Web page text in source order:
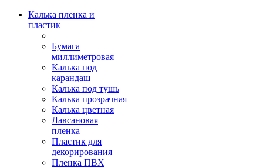
Калька пленка и
пластик
Бумага
миллиметровая
Калька под
карандаш
Калька под тушь
Калька прозрачная
Калька цветная
Лавсановая
пленка
Пластик для
декорирования
Пленка ПВХ